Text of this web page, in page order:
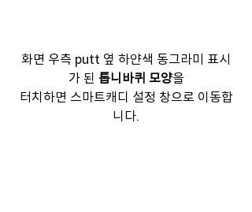
화면 우측 putt 옆 하얀색 동그라미 표시
가 된 톱니바퀴 모양을
터치하면 스마트캐디 설정 창으로 이동합
니다.